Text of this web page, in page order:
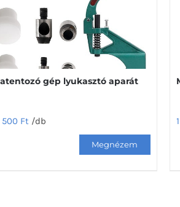
gép lyukasztó aparát
500 Ft /db